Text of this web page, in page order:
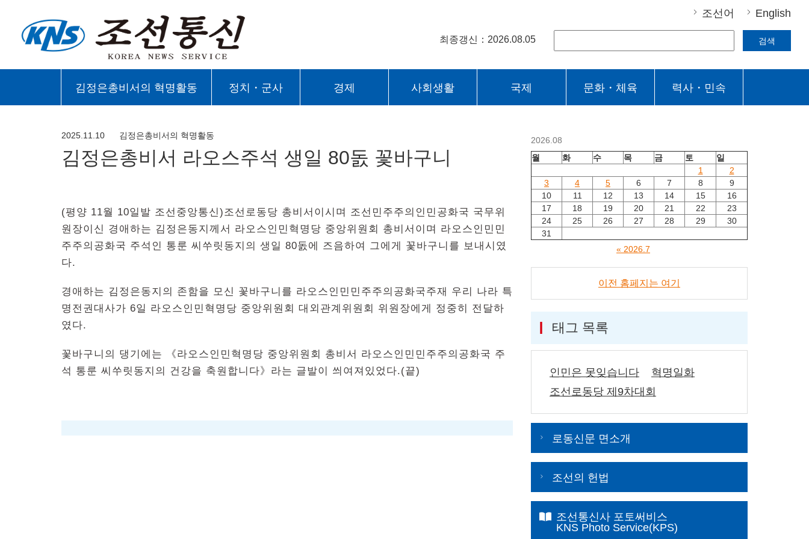
조선어 English
최종갱신：2026.08.05 검색
김정은총비서의 혁명활동 정치・군사 경제 사회생활 국제 문화・체육 력사・민속
2025.11.10 김정은총비서의 혁명활동
김정은총비서 라오스주석 생일 80돐 꽃바구니
(평양 11월 10일발 조선중앙통신)조선로동당 총비서이시며 조선민주주의인민공화국 국무위
원장이신 경애하는 김정은동지께서 라오스인민혁명당 중앙위원회 총비서이며 라오스인민민
주주의공화국 주석인 통룬 씨쑤릿동지의 생일 80돐에 즈음하여 그에게 꽃바구니를 보내시였
다.
경애하는 김정은동지의 존함을 모신 꽃바구니를 라오스인민민주주의공화국주재 우리 나라 특
명전권대사가 6일 라오스인민혁명당 중앙위원회 대외관계위원회 위원장에게 정중히 전달하
였다.
꽃바구니의 댕기에는 《라오스인민혁명당 중앙위원회 총비서 라오스인민민주주의공화국 주
석 통룬 씨쑤릿동지의 건강을 축원합니다》라는 글발이 씌여져있었다.(끝)
2026.08
월
화 수 목 금 토
일
1
2
3
4 5 6 7 8
9
10
11 12 13 14 15
16
17
18 19 20 21 22
23
24
25 26 27 28 29
30
31
« 2026.7
이전 홈페지는 여기
태그 목록
인민은 못잊습니다
혁명일화
조선로동당 제9차대회
로동신문 면소개
조선의 헌법
조선통신사 포토써비스
KNS Photo Service(KPS)